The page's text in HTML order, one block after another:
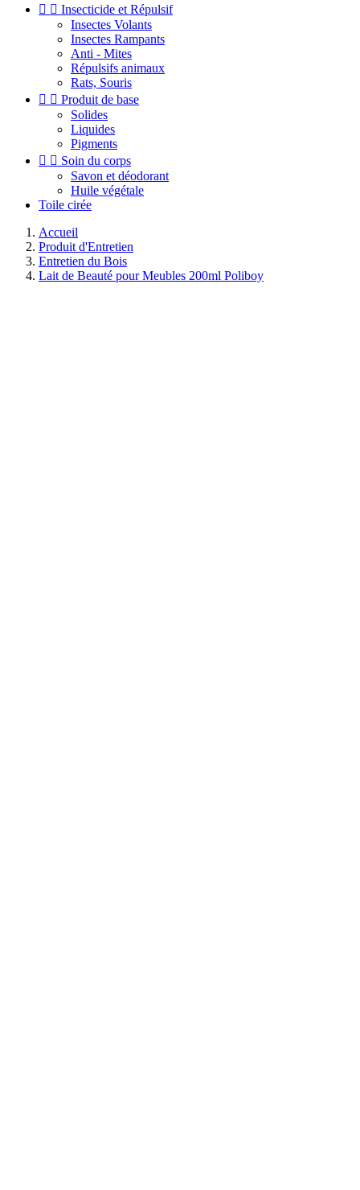
  Insecticide et Répulsif
Insectes Volants
Insectes Rampants
Anti - Mites
Répulsifs animaux
Rats, Souris
  Produit de base
Solides
Liquides
Pigments
  Soin du corps
Savon et déodorant
Huile végétale
Toile cirée
Accueil
Produit d'Entretien
Entretien du Bois
Lait de Beauté pour Meubles 200ml Poliboy